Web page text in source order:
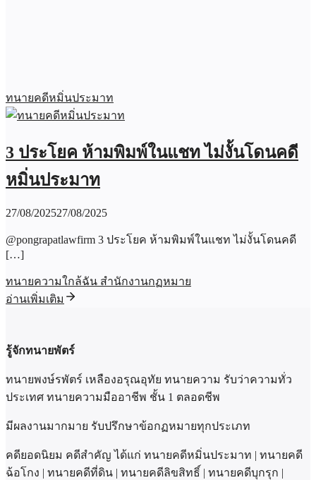
ทนายคดีหมิ่นประมาท
3 ประโยค ห้ามพิมพ์ในแชท ไม่งั้นโดนคดี
หมิ่นประมาท
27/08/202527/08/2025
@pongrapatlawfirm 3 ประโยค ห้ามพิมพ์ในแชท ไม่งั้นโดนคดี
[…]
ทนายความใกล้ฉัน สำนักงานกฏหมาย
อ่านเพิ่มเติม
รู้จักทนายพัตร์
ทนายพงษ์รพัตร์ เหลืองอรุณอุทัย ทนายความ รับว่าความทั่ว
ประเทศ ทนายความมืออาชีพ ชั้น 1 ตลอดชีพ
มีผลงานมากมาย รับปรึกษาข้อกฏหมายทุกประเภท
คดียอดนิยม คดีสำคัญ ได้แก่ ทนายคดีหมิ่นประมาท | ทนายคดี
ฉ้อโกง | ทนายคดีที่ดิน | ทนายคดีลิขสิทธิ์ | ทนายคดีบุกรุก |